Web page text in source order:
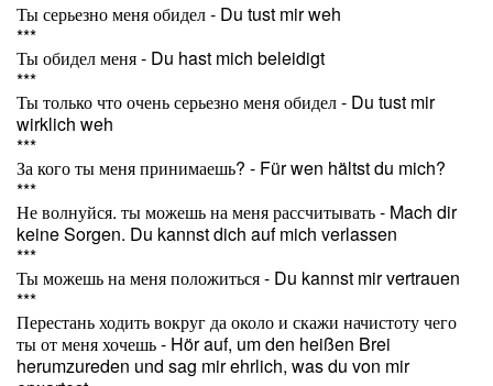
Ты серьезно меня обидел - Du tust mir weh
***
Ты обидел меня - Du hast mich beleidigt
***
Ты только что очень серьезно меня обидел - Du tust mir
wirklich weh
***
За кого ты меня принимаешь? - Für wen hältst du mich?
***
Не волнуйся. ты можешь на меня рассчитывать - Mach dir
keine Sorgen. Du kannst dich auf mich verlassen
***
Ты можешь на меня положиться - Du kannst mir vertrauen
***
Перестань ходить вокруг да около и скажи начистоту чего
ты от меня хочешь - Hör auf, um den heißen Brei
herumzureden und sag mir ehrlich, was du von mir